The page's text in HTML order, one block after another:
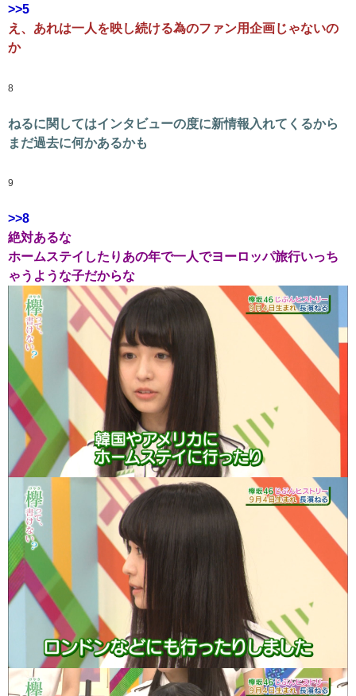
>>5
え、あれは一人を映し続ける為のファン用企画じゃないの
か
8
ねるに関してはインタビューの度に新情報入れてくるから
まだ過去に何かあるかも
9
>>8
絶対あるな
ホームステイしたりあの年で一人でヨーロッパ旅行いっち
ゃうような子だからな